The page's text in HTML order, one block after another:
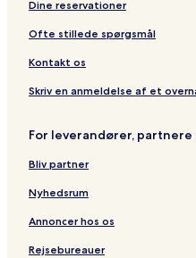
n
t
i
n
n
l
Dine reservationer
Ofte stillede spørgsmål
Kontakt os
Skriv en anmeldelse af et
For leverandører, partnere
Bliv partner
Nyhedsrum
Annoncer hos os
Rejsebureauer